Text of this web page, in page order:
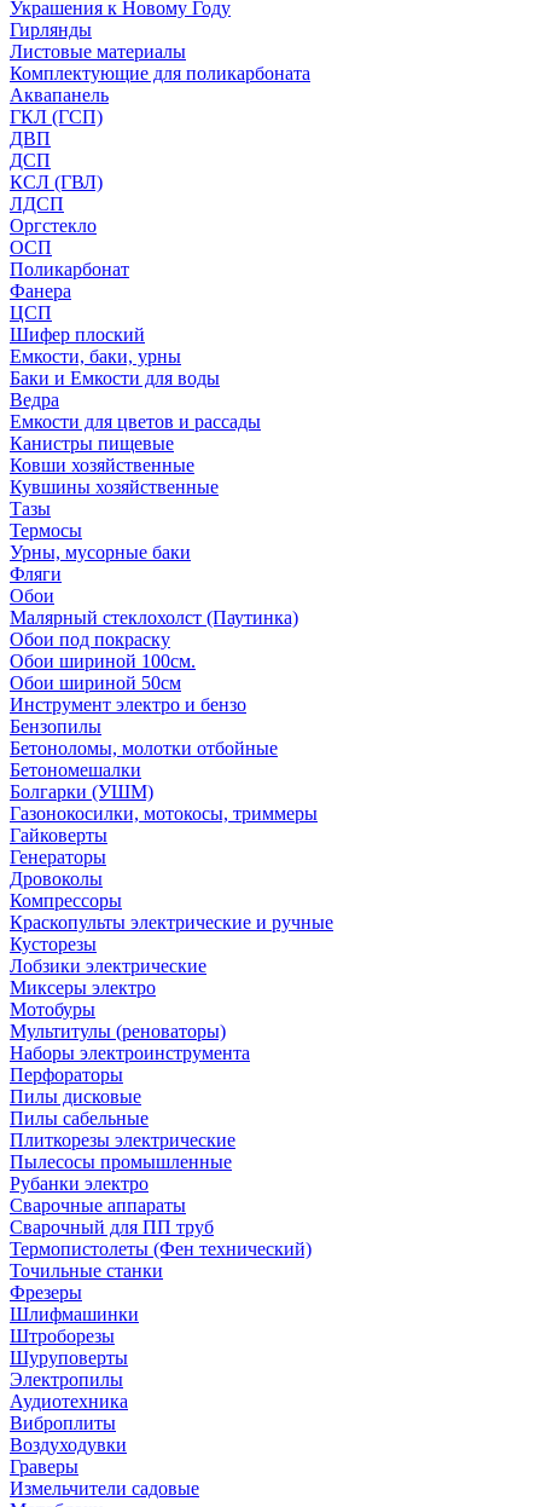
Украшения к Новому Году
Гирлянды
Листовые материалы
Комплектующие для поликарбоната
Аквапанель
ГКЛ (ГСП)
ДВП
ДСП
КСЛ (ГВЛ)
ЛДСП
Оргстекло
ОСП
Поликарбонат
Фанера
ЦСП
Шифер плоский
Емкости, баки, урны
Баки и Емкости для воды
Ведра
Емкости для цветов и рассады
Канистры пищевые
Ковши хозяйственные
Кувшины хозяйственные
Тазы
Термосы
Урны, мусорные баки
Фляги
Обои
Малярный стеклохолст (Паутинка)
Обои под покраску
Обои шириной 100см.
Обои шириной 50см
Инструмент электро и бензо
Бензопилы
Бетоноломы, молотки отбойные
Бетономешалки
Болгарки (УШМ)
Газонокосилки, мотокосы, триммеры
Гайковерты
Генераторы
Дровоколы
Компрессоры
Краскопульты электрические и ручные
Кусторезы
Лобзики электрические
Миксеры электро
Мотобуры
Мультитулы (реноваторы)
Наборы электроинструмента
Перфораторы
Пилы дисковые
Пилы сабельные
Плиткорезы электрические
Пылесосы промышленные
Рубанки электро
Сварочные аппараты
Сварочный для ПП труб
Термопистолеты (Фен технический)
Точильные станки
Фрезеры
Шлифмашинки
Штроборезы
Шуруповерты
Электропилы
Аудиотехника
Виброплиты
Воздуходувки
Граверы
Измельчители садовые